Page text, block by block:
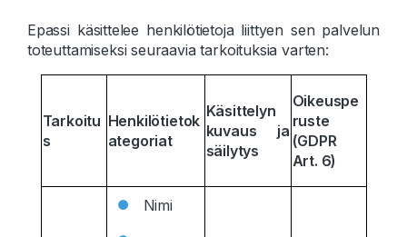
Epassi käsittelee henkilötietoja liittyen sen palvelun
toteuttamiseksi seuraavia tarkoituksia varten:
Tarkoitu
s
Henkilötietok
ategoriat
Käsittelyn
kuvaus ja
säilytys
Oikeuspe
ruste
(GDPR
Art. 6)
Nimi